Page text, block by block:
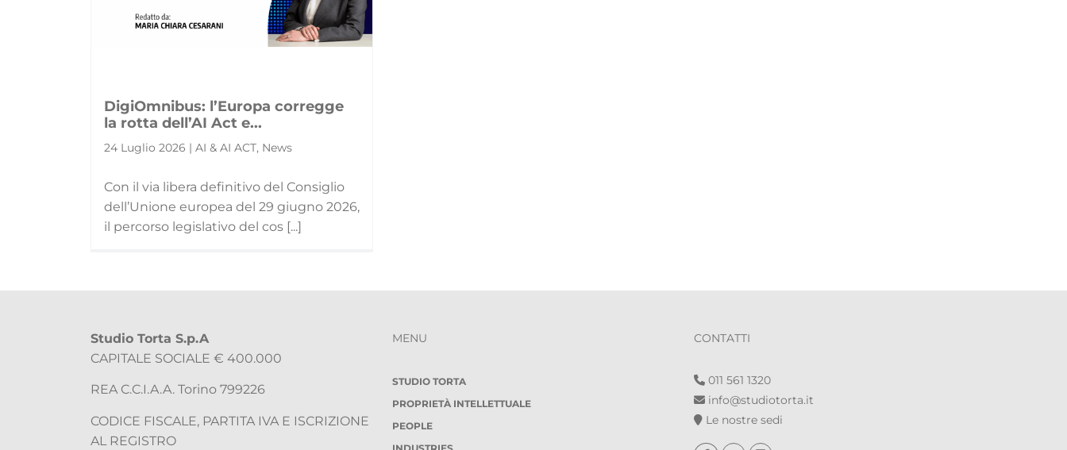
DigiOmnibus: l’Europa corregge
la rotta dell’AI Act e...
24 Luglio 2026 | AI & AI ACT, News
Con il via libera definitivo del Consiglio
dell’Unione europea del 29 giugno 2026,
il percorso legislativo del cos [...]
Studio Torta S.p.A
CAPITALE SOCIALE € 400.000
REA C.C.I.A.A. Torino 799226
CODICE FISCALE, PARTITA IVA E ISCRIZIONE
AL REGISTRO
MENU
STUDIO TORTA
PROPRIETÀ INTELLETTUALE
PEOPLE
CONTATTI
011 561 1320
info@studiotorta.it
Le nostre sedi